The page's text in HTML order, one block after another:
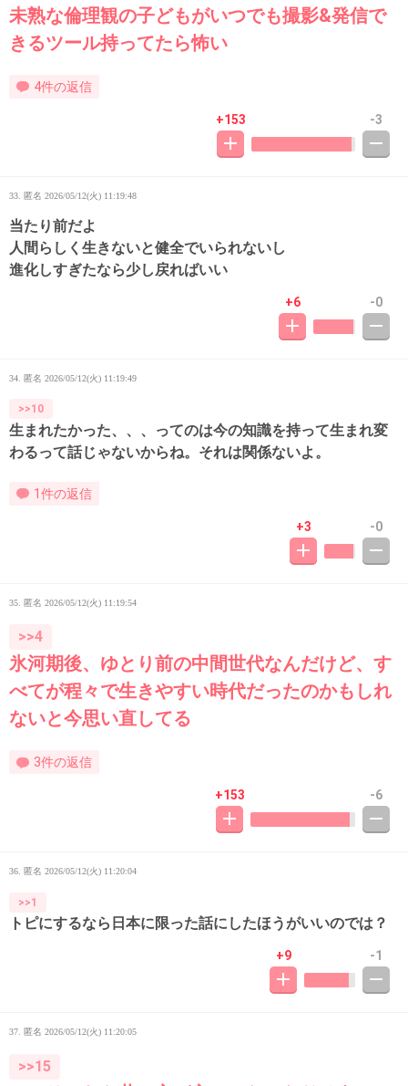
未熟な倫理観の子どもがいつでも撮影&発信で
きるツール持ってたら怖い
4件の返信
+153 -3
33. 匿名 2026/05/12(火) 11:19:48
当たり前だよ
人間らしく生きないと健全でいられないし
進化しすぎたなら少し戻ればいい
+6 -0
34. 匿名 2026/05/12(火) 11:19:49
>>10
生まれたかった、、、ってのは今の知識を持って生まれ変
わるって話じゃないからね。それは関係ないよ。
1件の返信
+3 -0
35. 匿名 2026/05/12(火) 11:19:54
>>4
氷河期後、ゆとり前の中間世代なんだけど、す
べてが程々で生きやすい時代だったのかもしれ
ないと今思い直してる
3件の返信
+153 -6
36. 匿名 2026/05/12(火) 11:20:04
>>1
トピにするなら日本に限った話にしたほうがいいのでは？
+9 -1
37. 匿名 2026/05/12(火) 11:20:05
>>15